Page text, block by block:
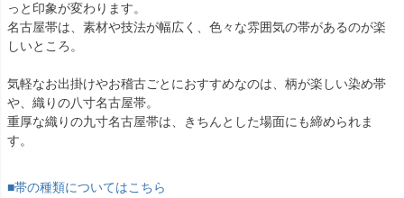
っと印象が変わります。
名古屋帯は、素材や技法が幅広く、色々な雰囲気の帯があるのが楽
しいところ。
気軽なお出掛けやお稽古ごとにおすすめなのは、柄が楽しい染め帯
や、織りの八寸名古屋帯。
重厚な織りの九寸名古屋帯は、きちんとした場面にも締められま
す。
■帯の種類についてはこちら